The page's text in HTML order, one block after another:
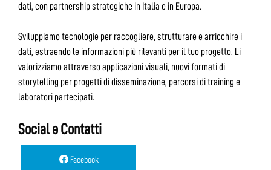
dati, con partnership strategiche in Italia e in Europa.
Sviluppiamo tecnologie per raccogliere, strutturare e arricchire i
dati, estraendo le informazioni più rilevanti per il tuo progetto. Li
valorizziamo attraverso applicazioni visuali, nuovi formati di
storytelling per progetti di disseminazione, percorsi di training e
laboratori partecipati.
Social e Contatti
Facebook